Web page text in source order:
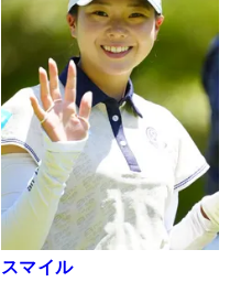
スマイル